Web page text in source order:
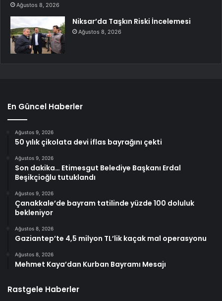
Ağustos 8, 2026
Niksar’da Taşkın Riski İncelemesi
Ağustos 8, 2026
En Güncel Haberler
Ağustos 9, 2026
50 yılık çikolata devi iflas bayrağını çekti
Ağustos 9, 2026
Son dakika… Etimesgut Belediye Başkanı Erdal
Beşikçioğlu tutuklandı
Ağustos 9, 2026
Çanakkale’de bayram tatilinde yüzde 100 doluluk
bekleniyor
Ağustos 8, 2026
Gaziantep’te 4,5 milyon TL’lik kaçak mal operasyonu
Ağustos 8, 2026
Mehmet Kaya’dan Kurban Bayramı Mesajı
Rastgele Haberler